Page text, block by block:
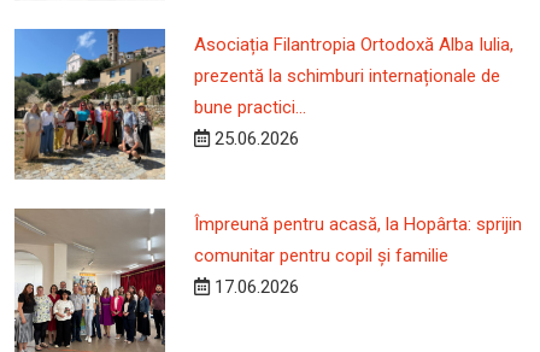
Asociația Filantropia Ortodoxă Alba Iulia,
prezentă la schimburi internaționale de
bune practici...
25.06.2026
Împreună pentru acasă, la Hopârta: sprijin
comunitar pentru copil și familie
17.06.2026